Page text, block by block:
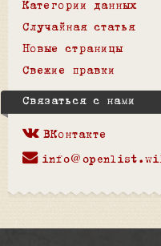
Категории данных
Случайная статья
Новые страницы
Свежие правки
Связаться с нами
ВКонтакте